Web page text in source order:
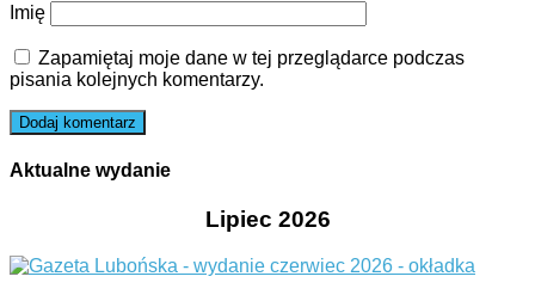
Imię
Zapamiętaj moje dane w tej przeglądarce podczas
pisania kolejnych komentarzy.
Aktualne wydanie
Lipiec 2026